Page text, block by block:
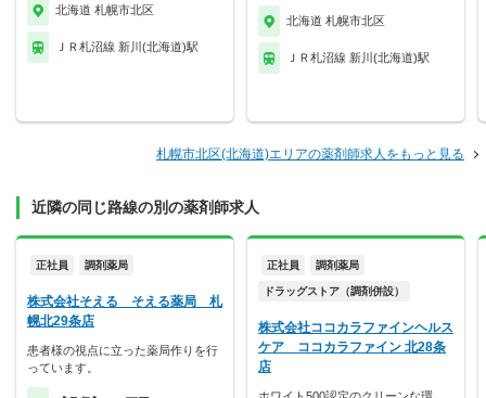
北海道 札幌市北区
ＪＲ札沼線 新川(北海道)駅
北海道 札幌市北区
ＪＲ札沼線 新川(北海道)駅
札幌市北区(北海道)エリアの薬剤師求人をもっと見る
近隣の同じ路線の別の薬剤師求人
正社員 調剤薬局
株式会社そえる そえる薬局 札
幌北29条店
患者様の視点に立った薬局作りを行
っています。
正社員 調剤薬局
ドラッグストア（調剤併設）
株式会社ココカラファインヘルス
ケア ココカラファイン 北28条
店